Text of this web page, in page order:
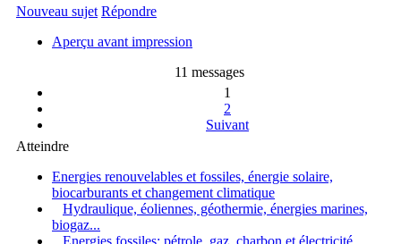
Nouveau sujet Répondre
Aperçu avant impression
11 messages
1
2
Suivant
Atteindre
Energies renouvelables et fossiles, énergie solaire,
biocarburants et changement climatique
Hydraulique, éoliennes, géothermie, énergies marines,
biogaz...
Energies fossiles: pétrole, gaz, charbon et électricité